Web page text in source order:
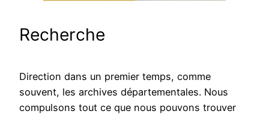
Recherche
Direction dans un premier temps, comme
souvent, les archives départementales. Nous
compulsons tout ce que nous pouvons trouver